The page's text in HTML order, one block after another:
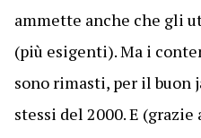
ammette anche che gli
(più esigenti). Ma i
sono rimasti, per il buon
stessi del 2000. E